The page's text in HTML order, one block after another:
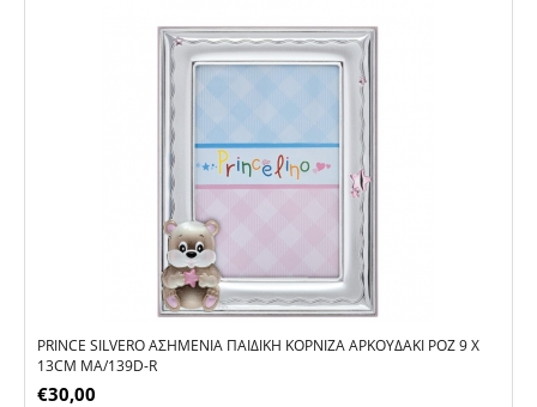
PRINCE SILVERO ΑΣΗΜΈΝΙΑ ΠΑΙΔΙΚΉ ΚΟΡΝΊΖΑ ΑΡΚΟΥΔΆΚΙ ΡΟΖ 9 X
13CM MA/139D-R
€30,00